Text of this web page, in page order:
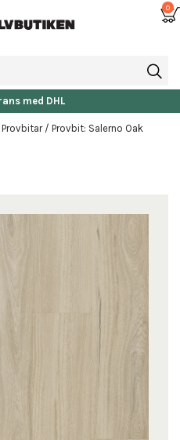
0
med DHL
Provbitar / Provbit: Salerno Oak